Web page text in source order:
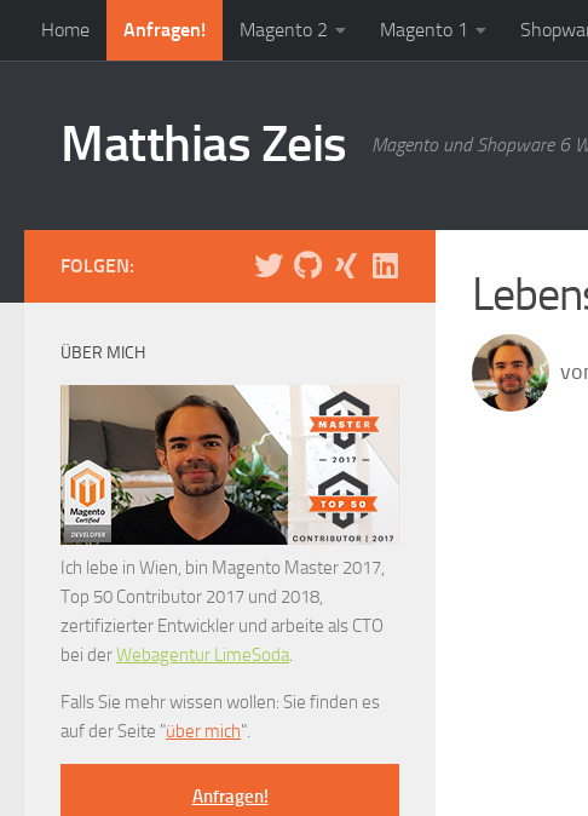
Zum Inhalt springen
Home Anfragen! Magento 2 Magento 1
Matthias Zeis Magento und Shopware 6
FOLGEN:
ÜBER MICH
Ich lebe in Wien, bin Magento Master 2017,
Top 50 Contributor 2017 und 2018,
zertifizierter Entwickler und arbeite als CTO
bei derWebagentur LimeSoda.
Falls Sie mehr wissen wollen: Sie finden es
auf der Seite "über mich".
Anfragen!